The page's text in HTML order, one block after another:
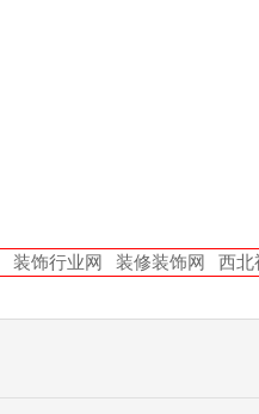
装饰行业网 装修装饰网 西北